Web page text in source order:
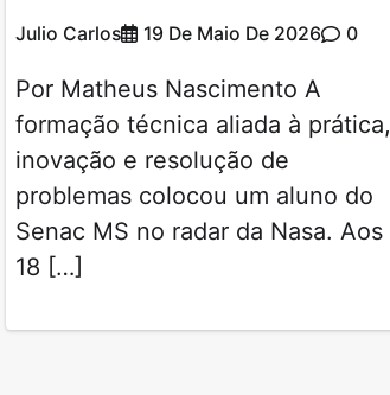
Julio Carlos 19 De Maio De 2026 0
Por Matheus Nascimento A
formação técnica aliada à prática,
inovação e resolução de
problemas colocou um aluno do
Senac MS no radar da Nasa. Aos
18 […]